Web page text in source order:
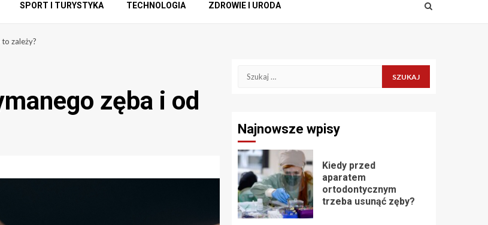
SPORT I TURYSTYKA TECHNOLOGIA ZDROWIE I URODA
zależy?
zęba i od
Szukaj:
Najnowsze wpisy
Kiedy przed
aparatem
ortodontycznym
trzeba usunąć zęby?